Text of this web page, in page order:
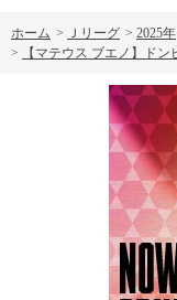
ホーム > Ｊリーグ > 2025年
>
【マテウス ブエノ】ドン